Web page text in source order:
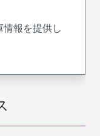
報を提供し